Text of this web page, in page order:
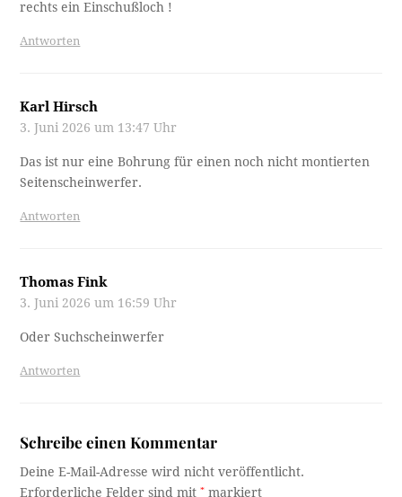
rechts ein Einschußloch !
Antworten
Karl Hirsch
3. Juni 2026 um 13:47 Uhr
Das ist nur eine Bohrung für einen noch nicht montierten
Seitenscheinwerfer.
Antworten
Thomas Fink
3. Juni 2026 um 16:59 Uhr
Oder Suchscheinwerfer
Antworten
Schreibe einen Kommentar
Deine E-Mail-Adresse wird nicht veröffentlicht.
Erforderliche Felder sind mit* markiert